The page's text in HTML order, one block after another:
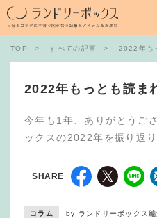
TOP すべての記事 2022年も
2022年もっとも読ま
今年も1年、ありがとうご
ックスの2022年を振り返り
SHARE
コラム by ランドリーボックス